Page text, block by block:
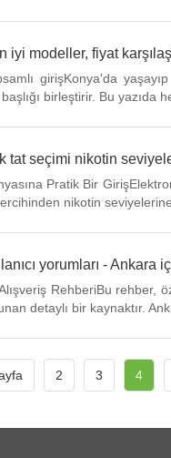
modeller, fiyat
girişKonya'da
birleştirir. Bu
tat seçimi nikotin
Pratik Bir
nikotin
yorumları -
RehberiBu rehber,
detaylı bir kaynaktır.
2 3 4